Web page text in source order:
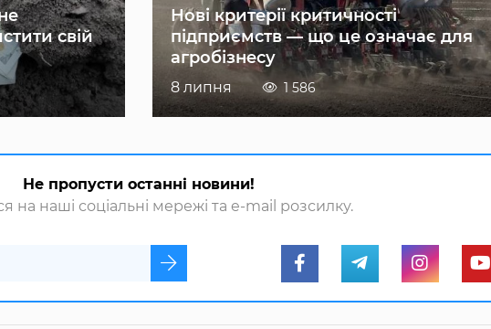
свій
Нові критерії критичності
підприємств — що це означає для
агробізнесу
8 липня 1 586
Не пропусти останні новини!
на наші соціальні мережі та e-mail розсилку.